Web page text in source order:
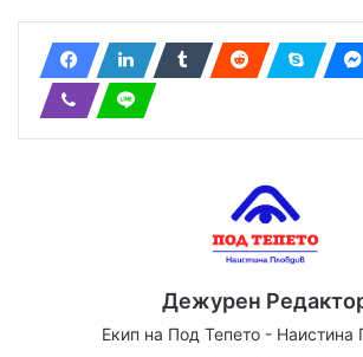
Дежурен
Екип на Под Тепето - Наистина